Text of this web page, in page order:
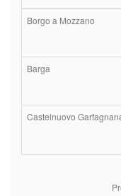
Borgo a Mozzano
Barga
Castelnuovo